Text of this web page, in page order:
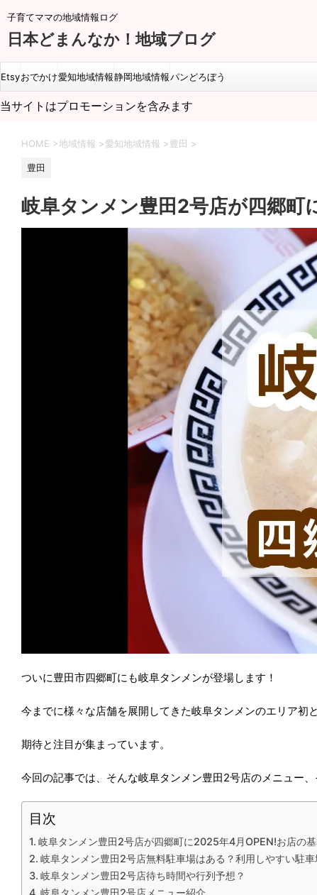
子育てママの地域情報ログ
日本どまんなか！地域ブログ
Etsyおでかけ愛知地域情報静岡地域情報パンどろぼう
当サイトはプロモーションを含みます
HOME >地域情報 >愛知地域情報 >豊田 >
豊田
岐阜タンメン豊田2号店が四郷
ついに豊田市四郷町にも岐阜タンメンが登場します！
今までに様々な店舗を展開してきた岐阜タンメンのエリア初
期待と注目が集まっています。
今回の記事では、そんな岐阜タンメン豊田2号店のメニュー
目次
岐阜タンメン豊田2号店が四郷町に2025年4月OPEN!お店の
岐阜タンメン豊田2号店無料駐車場はある？利用しやすい駐車
岐阜タンメン豊田2号店待ち時間や行列予想？
岐阜タンメン豊田2号店メニュー紹介